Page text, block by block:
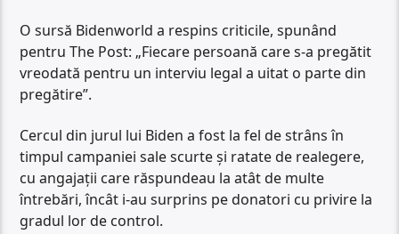
O sursă Bidenworld a respins criticile, spunând
pentru The Post: „Fiecare persoană care s-a pregătit
vreodată pentru un interviu legal a uitat o parte din
pregătire”.
Cercul din jurul lui Biden a fost la fel de strâns în
timpul campaniei sale scurte și ratate de realegere,
cu angajații care răspundeau la atât de multe
întrebări, încât i-au surprins pe donatori cu privire la
gradul lor de control.